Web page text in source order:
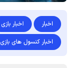
اخبار اخبار بازی
اخبار کنسول های بازی